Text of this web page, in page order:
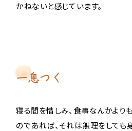
かねないと感じています。
一息つく
寝る間を惜しみ、食事なんかより
のであれば、それは無理をしても